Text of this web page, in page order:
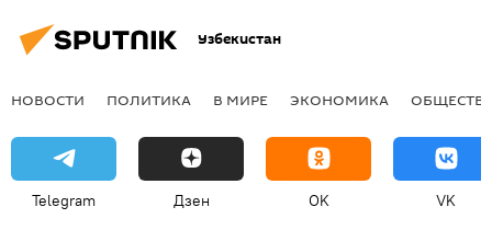
Узбекистан
НОВОСТИ ПОЛИТИКА В МИРЕ ЭКОНОМИКА
Telegram Дзен OK VK